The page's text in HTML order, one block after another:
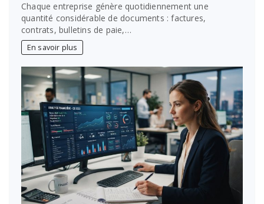
des
obligations
légales
d’archivage
Chaque entreprise génère quotidiennement une
quantité considérable de documents : factures,
contrats, bulletins de paie,…
En savoir plus